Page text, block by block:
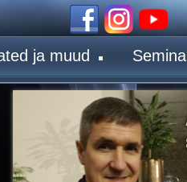
ja muud